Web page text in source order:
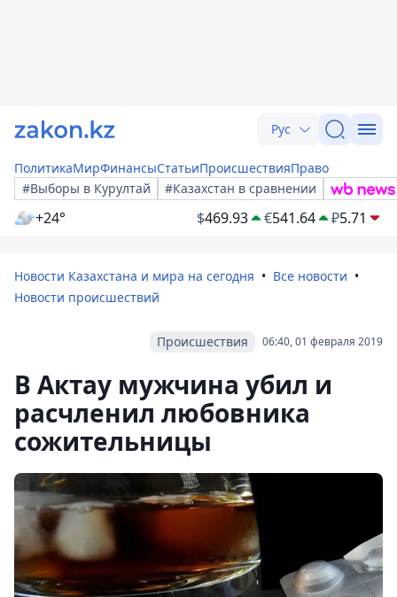
Рус
ПолитикаМирФинансыСтатьиПроисшествияПраво
#Выборы в Курултай
#Казахстан в сравнении
+24° $469.93 €541.64 ₽5.71
Новости Казахстана и мира на сегодня
Все новости
Новости происшествий
06:40, 01 февраля 2019
Происшествия
В Актау мужчина убил и
расчленил любовника
сожительницы